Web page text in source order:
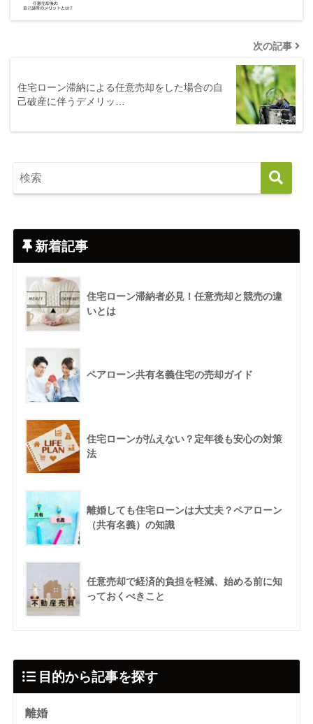
次の記事
住宅ローン滞納による任意売却をした場合の自
己破産に伴うデメリッ…
新着記事
住宅ローン滞納者必見！任意売却と競売の違
いとは
ペアローン共有名義住宅の売却ガイド
住宅ローンが払えない？定年後も安心の対策
法
離婚しても住宅ローンは大丈夫？ペアローン
（共有名義）の知識
任意売却で経済的負担を軽減、始める前に知
っておくべきこと
目的から記事を探す
離婚